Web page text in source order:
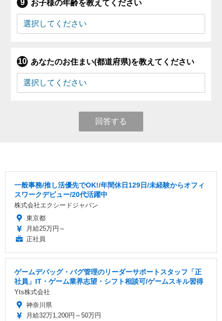
お子様の年齢を教えてください
あなたのお住まい(都道府県)を教えてください
回答する
一般事務/推し活優先でOK!/年間休日129日/未経験からオフィ
スワークデビュー/20代活躍中
株式会社エクシードジャパン
東京都
月給25万円～
正社員
ゲームデバッグ・バグ管理のリーダーサポートスタッフ「正
社員」IT・ゲーム業界志望・シフト相談可/ゲームスキル習得
Yts株式会社
神奈川県
月給32万1,200円～50万円